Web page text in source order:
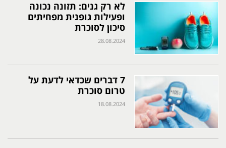
לא רק גנים: תזונה נכונה
ופעילות גופנית מפחיתים
סיכון לסוכרת
28.08.2024
7 דברים שכדאי לדעת על
טרום סוכרת
18.08.2024